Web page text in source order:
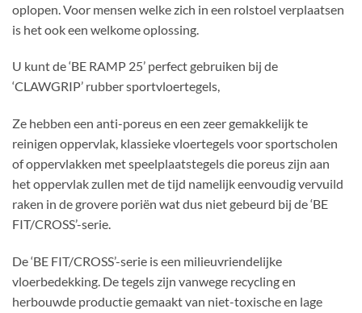
oplopen. Voor mensen welke zich in een rolstoel verplaatsen
is het ook een welkome oplossing.
U kunt de ‘BE RAMP 25’ perfect gebruiken bij de
‘CLAWGRIP’ rubber sportvloertegels,
Ze hebben een anti-poreus en een zeer gemakkelijk te
reinigen oppervlak, klassieke vloertegels voor sportscholen
of oppervlakken met speelplaatstegels die poreus zijn aan
het oppervlak zullen met de tijd namelijk eenvoudig vervuild
raken in de grovere poriën wat dus niet gebeurd bij de ‘BE
FIT/CROSS’-serie.
De ‘BE FIT/CROSS’-serie is een milieuvriendelijke
vloerbedekking. De tegels zijn vanwege recycling en
herbouwde productie gemaakt van niet-toxische en lage